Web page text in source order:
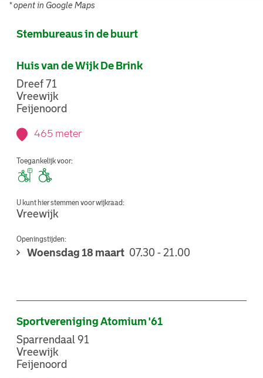
* opent in Google Maps
Stembureaus in de buurt
Huis van de Wijk De Brink
Dreef 71
Vreewijk
Feijenoord
465 meter
Toegankelijk voor:
U kunt hier stemmen voor wijkraad:
Vreewijk
Openingstijden:
Woensdag 18 maart 07.30 - 21.00
Sportvereniging Atomium '61
Sparrendaal 91
Vreewijk
Feijenoord